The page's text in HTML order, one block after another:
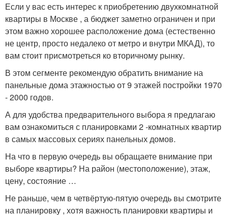
Если у вас есть интерес к приобретению двухкомнатной
квартиры в Москве , а бюджет заметно ограничен и при
этом важно хорошее расположение дома (естественно
не центр, просто недалеко от метро и внутри МКАД), то
вам стоит присмотреться ко вторичному рынку.
В этом сегменте рекомендую обратить внимание на
панельные дома этажностью от 9 этажей постройки 1970
- 2000 годов.
А для удобства предварительного выбора я предлагаю
вам ознакомиться с планировками 2 -комнатных квартир
в самых массовых сериях панельных домов.
На что в первую очередь вы обращаете внимание при
выборе квартиры? На район (местоположение), этаж,
цену, состояние …
Не раньше, чем в четвёртую-пятую очередь вы смотрите
на планировку , хотя важность планировки квартиры и